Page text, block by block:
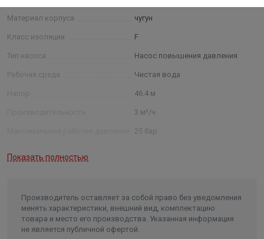
Материал корпуса чугун
Класс изоляции F
Тип насоса Насос повышения давления
Рабочая среда Чистая вода
Напор 46.4 м
3 м³/ч
25 бар
Присоединение 1 1/2"
Материал рабочего колеса нержавеющая сталь
Показать полностью
Производитель оставляет за собой право без уведомления
менять характеристики, внешний вид, комплектацию
товара и место его производства. Указанная информация
не является публичной офертой.